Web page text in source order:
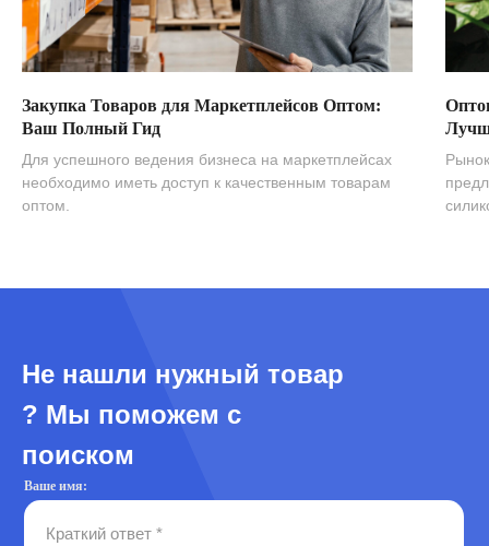
Закупка Товаров для Маркетплейсов Оптом:
Ваш Полный Гид
Для успешного ведения бизнеса на маркетплейсах
необходимо иметь доступ к качественным товарам
оптом.
Не нашли нужный товар
? Мы поможем с
поиском
Ваше имя: